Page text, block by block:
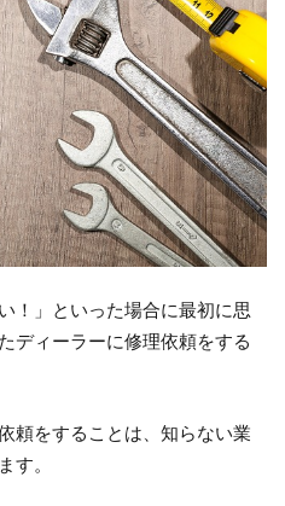
！」といった場合に最初に思
ディーラーに修理依頼をする
頼をすることは、知らない業
す。